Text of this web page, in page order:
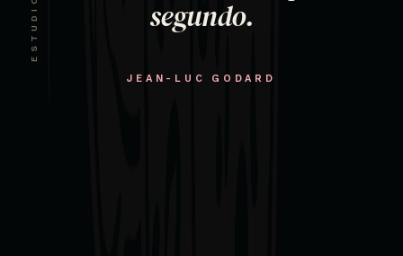
segundo.
JEAN-LUC GODARD